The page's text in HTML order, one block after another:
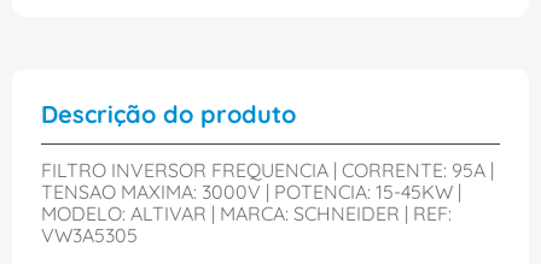
Descrição do produto
FILTRO INVERSOR FREQUENCIA | CORRENTE: 95A |
TENSAO MAXIMA: 3000V | POTENCIA: 15-45KW |
MODELO: ALTIVAR | MARCA: SCHNEIDER | REF:
VW3A5305